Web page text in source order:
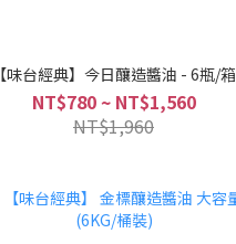
【味台經典】今日釀造醬油 - 6瓶/箱
NT$780 ~ NT$1,560
NT$1,960